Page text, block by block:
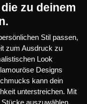
zu deinem
Stil passen,
zum Ausdruck zu
Look
Designs
kann dein
unterstreichen. Mit
auszuwählen,